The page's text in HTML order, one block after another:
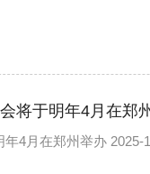
将于明年4月在郑
4月在郑州举办